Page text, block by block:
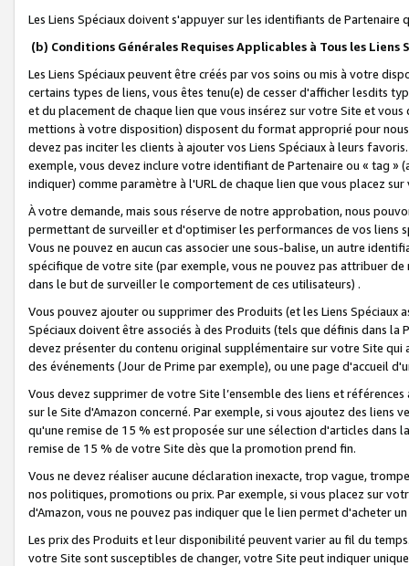
Les Liens Spéciaux doivent s'appuyer sur les identifiants de Partenaire
(b) Conditions Générales Requises Applicables à Tous les Liens
Les Liens Spéciaux peuvent être créés par vos soins ou mis à votre
certains types de liens, vous êtes tenu(e) de cesser d'afficher lesdits
et du placement de chaque lien que vous insérez sur votre Site et
mettions à votre disposition) disposent du format approprié pour
devez pas inciter les clients à ajouter vos Liens Spéciaux à leurs
exemple, vous devez inclure votre identifiant de Partenaire ou « tag
indiquer) comme paramètre à l'URL de chaque lien que vous placez
À votre demande, mais sous réserve de notre approbation, nous
permettant de surveiller et d'optimiser les performances de vos liens
Vous ne pouvez en aucun cas associer une sous-balise, un autre
spécifique de votre site (par exemple, vous ne pouvez pas attribuer
dans le but de surveiller le comportement de ces utilisateurs) .
Vous pouvez ajouter ou supprimer des Produits (et les Liens
Spéciaux doivent être associés à des Produits (tels que définis dans
devez présenter du contenu original supplémentaire sur votre Site qui
des événements (Jour de Prime par exemple), ou une page d'accueil
Vous devez supprimer de votre Site l’ensemble des liens et
sur le Site d'Amazon concerné. Par exemple, si vous ajoutez des
qu'une remise de 15 % est proposée sur une sélection d'articles
remise de 15 % de votre Site dès que la promotion prend fin.
Vous ne devez réaliser aucune déclaration inexacte, trop vague,
nos politiques, promotions ou prix. Par exemple, si vous placez sur
d'Amazon, vous ne pouvez pas indiquer que le lien permet d'acheter
Les prix des Produits et leur disponibilité peuvent varier au fil du
votre Site sont susceptibles de changer, votre Site peut indiquer